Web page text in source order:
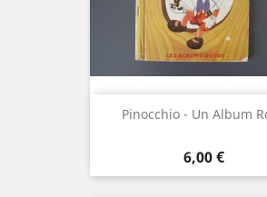
Pinocchio - Un Album
Prix
6,00 €